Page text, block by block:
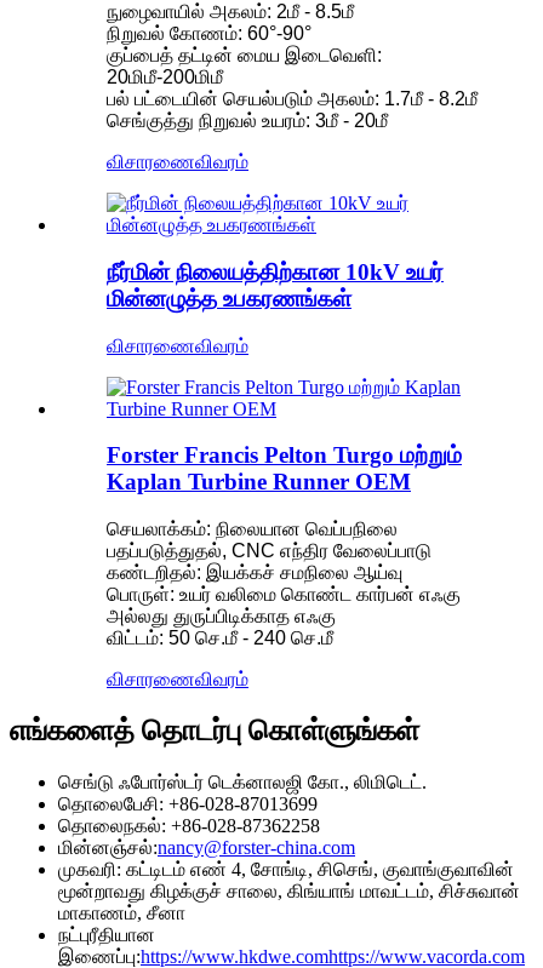
நுழைவாயில் அகலம்: 2மீ - 8.5மீ
நிறுவல் கோணம்: 60°-90°
குப்பைத் தட்டின் மைய இடைவெளி:
20மிமீ-200மிமீ
பல் பட்டையின் செயல்படும் அகலம்: 1.7மீ - 8.2மீ
செங்குத்து நிறுவல் உயரம்: 3மீ - 20மீ
விசாரணைவிவரம்
நீர்மின் நிலையத்திற்கான 10kV உயர்
மின்னழுத்த உபகரணங்கள்
விசாரணைவிவரம்
Forster Francis Pelton Turgo மற்றும்
Kaplan Turbine Runner OEM
செயலாக்கம்: நிலையான வெப்பநிலை
பதப்படுத்துதல், CNC எந்திர வேலைப்பாடு
கண்டறிதல்: இயக்கச் சமநிலை ஆய்வு
பொருள்: உயர் வலிமை கொண்ட கார்பன் எஃகு
அல்லது துருப்பிடிக்காத எஃகு
விட்டம்: 50 செ.மீ - 240 செ.மீ
விசாரணைவிவரம்
எங்களைத் தொடர்பு கொள்ளுங்கள்
செங்டு ஃபோர்ஸ்டர் டெக்னாலஜி கோ., லிமிடெட்.
தொலைபேசி: +86-028-87013699
தொலைநகல்: +86-028-87362258
மின்னஞ்சல்:nancy@forster-china.com
முகவரி: கட்டிடம் எண் 4, சோங்டி, சிசெங், குவாங்குவாவின்
மூன்றாவது கிழக்குச் சாலை, கிங்யாங் மாவட்டம், சிச்சுவான்
மாகாணம், சீனா
நட்புரீதியான
இணைப்பு:https://www.hkdwe.comhttps://www.vacorda.com